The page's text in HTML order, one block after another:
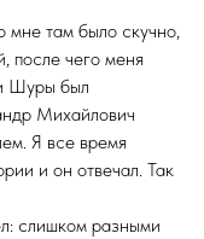
там было скучно,
после чего меня
Шуры был
Михайлович
Я все время
и он отвечал. Так
слишком разными